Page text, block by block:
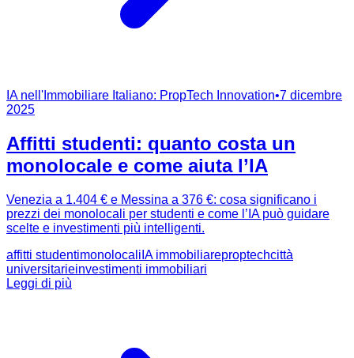
IA nell'Immobiliare Italiano: PropTech Innovation•7 dicembre
2025
Affitti studenti: quanto costa un
monolocale e come aiuta l’IA
Venezia a 1.404 € e Messina a 376 €: cosa significano i
prezzi dei monolocali per studenti e come l’IA può guidare
scelte e investimenti più intelligenti.
affitti studentimonolocali IA immobiliareproptechcittà
universitarieinvestimenti immobiliari
Leggi di più